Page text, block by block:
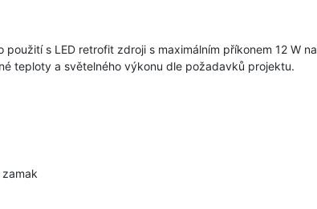
s LED retrofit zdroji s maximálním příkonem 12 W na
teploty a světelného výkonu dle požadavků projektu.